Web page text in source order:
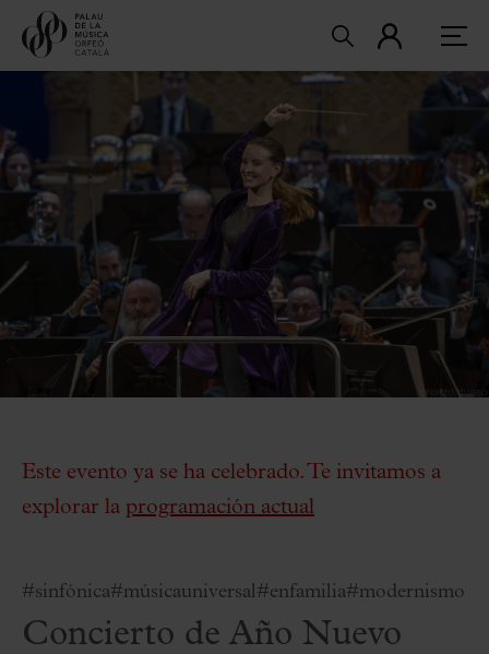
Este evento ya se ha celebrado. Te invitamos a
explorar la programación actual
#sinfónica#músicauniversal#enfamilia#modernismo
Concierto de Año Nuevo